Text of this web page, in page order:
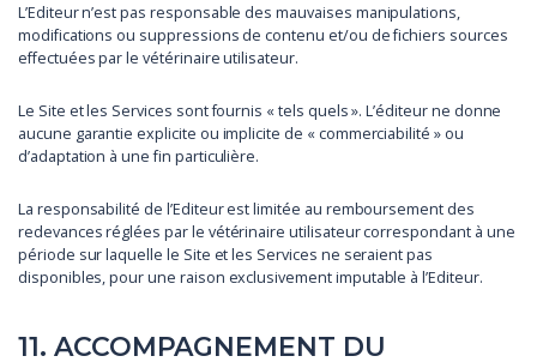
L’Editeur n’est pas responsable des mauvaises manipulations,
modifications ou suppressions de contenu et/ou de fichiers sources
effectuées par le vétérinaire utilisateur.
Le Site et les Services sont fournis « tels quels ». L’éditeur ne donne
aucune garantie explicite ou implicite de « commerciabilité » ou
d’adaptation à une fin particulière.
La responsabilité de l’Editeur est limitée au remboursement des
redevances réglées par le vétérinaire utilisateur correspondant à une
période sur laquelle le Site et les Services ne seraient pas
disponibles, pour une raison exclusivement imputable à l’Editeur.
11. ACCOMPAGNEMENT DU